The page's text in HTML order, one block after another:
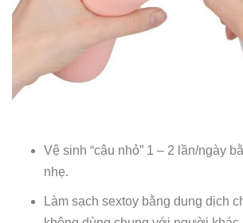
Vệ sinh “cậu nhỏ” 1 – 2 lần/ngày
nhẹ.
Làm sạch sextoy bằng dung dịch